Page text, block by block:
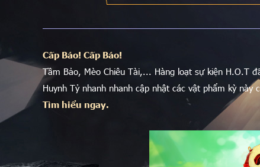
Cấp Báo! Cấp Báo!
Tầm Bảo, Mèo Chiêu Tài,... Hàng loạt sự kiện H.O.T
Huynh Tỷ nhanh nhanh cập nhật các vật phẩm kỳ này
Tìm hiểu ngay.